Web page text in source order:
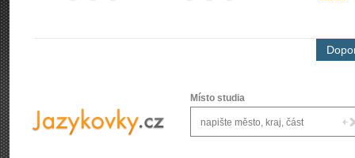
Místo studia